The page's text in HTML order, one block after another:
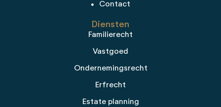
Contact
Diensten
Familierecht
Vastgoed
Ondernemingsrecht
Erfrecht
Estate planning